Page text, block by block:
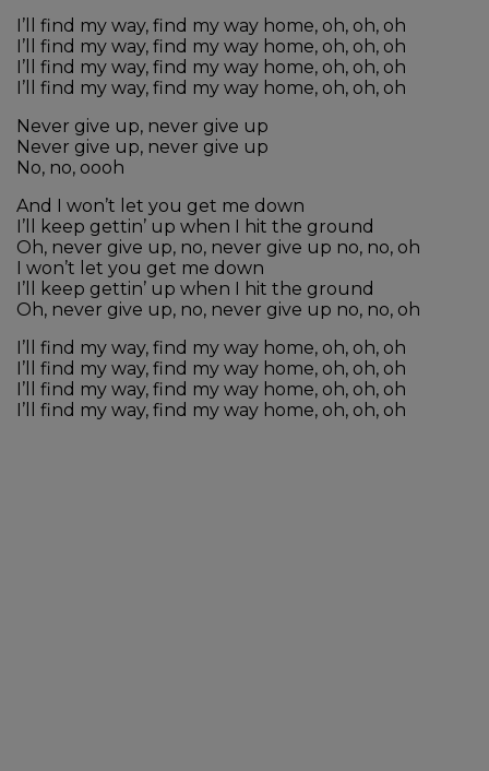
I’ll find my way, find my way home, oh, oh, oh
I’ll find my way, find my way home, oh, oh, oh
I’ll find my way, find my way home, oh, oh, oh
I’ll find my way, find my way home, oh, oh, oh
Never give up, never give up
Never give up, never give up
No, no, oooh
And I won’t let you get me down
I’ll keep gettin’ up when I hit the ground
Oh, never give up, no, never give up no, no, oh
I won’t let you get me down
I’ll keep gettin’ up when I hit the ground
Oh, never give up, no, never give up no, no, oh
I’ll find my way, find my way home, oh, oh, oh
I’ll find my way, find my way home, oh, oh, oh
I’ll find my way, find my way home, oh, oh, oh
I’ll find my way, find my way home, oh, oh, oh